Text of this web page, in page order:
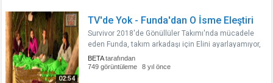
02:54
TV'de Yok - Funda'dan O İsme Eleştiri
Survivor 2018'de Gönüllüler Takımı'nda mücadele
eden Funda, takım arkadaşı için Elini ayarlayamıyor,
atış sıfır dedi...
BETAtarafından
749 görüntüleme
8 yıl önce